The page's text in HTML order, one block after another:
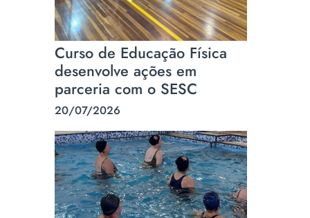
Curso de Educação Física
desenvolve ações em
parceria com o SESC
20/07/2026